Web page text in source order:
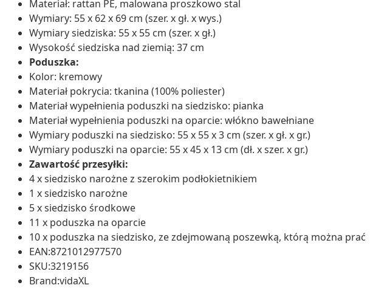
Materiał: rattan PE, malowana proszkowo stal
Wymiary: 55 x 62 x 69 cm (szer. x gł. x wys.)
Wymiary siedziska: 55 x 55 cm (szer. x gł.)
Wysokość siedziska nad ziemią: 37 cm
Poduszka:
Kolor: kremowy
Materiał pokrycia: tkanina (100% poliester)
Materiał wypełnienia poduszki na siedzisko: pianka
Materiał wypełnienia poduszki na oparcie: włókno bawełniane
Wymiary poduszki na siedzisko: 55 x 55 x 3 cm (szer. x gł. x gr.)
Wymiary poduszki na oparcie: 55 x 45 x 13 cm (dł. x szer. x gr.)
Zawartość przesyłki:
4 x siedzisko narożne z szerokim podłokietnikiem
1 x siedzisko narożne
5 x siedzisko środkowe
11 x poduszka na oparcie
10 x poduszka na siedzisko, ze zdejmowaną poszewką, którą można prać
EAN:8721012977570
SKU:3219156
Brand:vidaXL